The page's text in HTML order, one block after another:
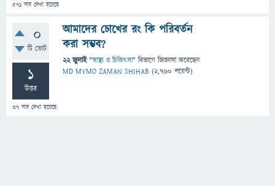
571 বার দেখা হয়েছে
0
টি ভোট
1
উত্তর
37 বার দেখা হয়েছে
আমাদের চোখের রং কি পরিবর্তন
করা সম্ভব?
22 জুলাই "স্বাস্থ্য ও চিকিৎসা" বিভাগে জিজ্ঞাসাকরেছেন
MD MYMO ZAMAN SHIHAB (2,760 পয়েন্ট)